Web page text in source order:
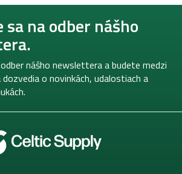
na odber nášho
nášho newslettera a budete medzi
o novinkách, udalostiach a